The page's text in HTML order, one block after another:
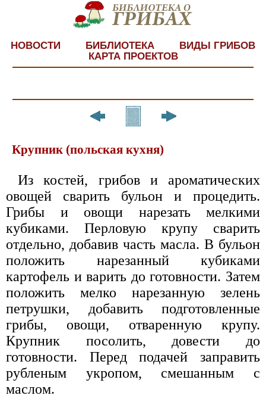
НОВОСТИ БИБЛИОТЕКА
ВИДЫ ГРИБОВ
КАРТА ПРОЕКТОВ
Крупник (польская кухня)
Из костей, грибов и ароматических
овощей сварить бульон и процедить.
Грибы и овощи нарезать мелкими
кубиками. Перловую крупу сварить
отдельно, добавив часть масла. В бульон
положить нарезанный кубиками
картофель и варить до готовности. Затем
положить мелко нарезанную зелень
петрушки, добавить подготовленные
грибы, овощи, отваренную крупу.
Крупник посолить, довести до
готовности. Перед подачей заправить
рубленым укропом, смешанным с
маслом.